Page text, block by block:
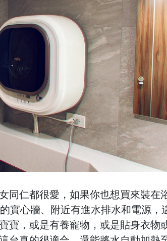
同仁都很愛，如果你也想買來裝在
實心牆、附近有進水排水和電源，
寶，或是有養寵物，或是貼身衣物